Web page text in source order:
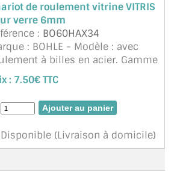
de roulement vitrine VITRIS
verre 6mm
: BO60HAX34
: BOHLE - Modèle : avec
à billes en acier. Gamme
supra pour verre 5 a 6mm
recouvert de plastique.
: boitier en acier zingué.
max. ...suite
: 7.50€ TTC
Disponible (Livraison à domicile)